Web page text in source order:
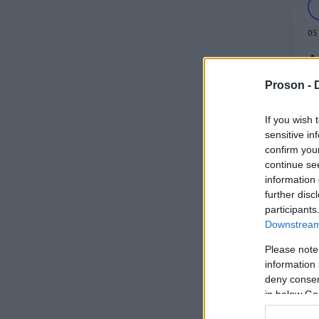
Proson -
If you wish
sensitive
confirm
continue
information
further
Please
information
deny
in below